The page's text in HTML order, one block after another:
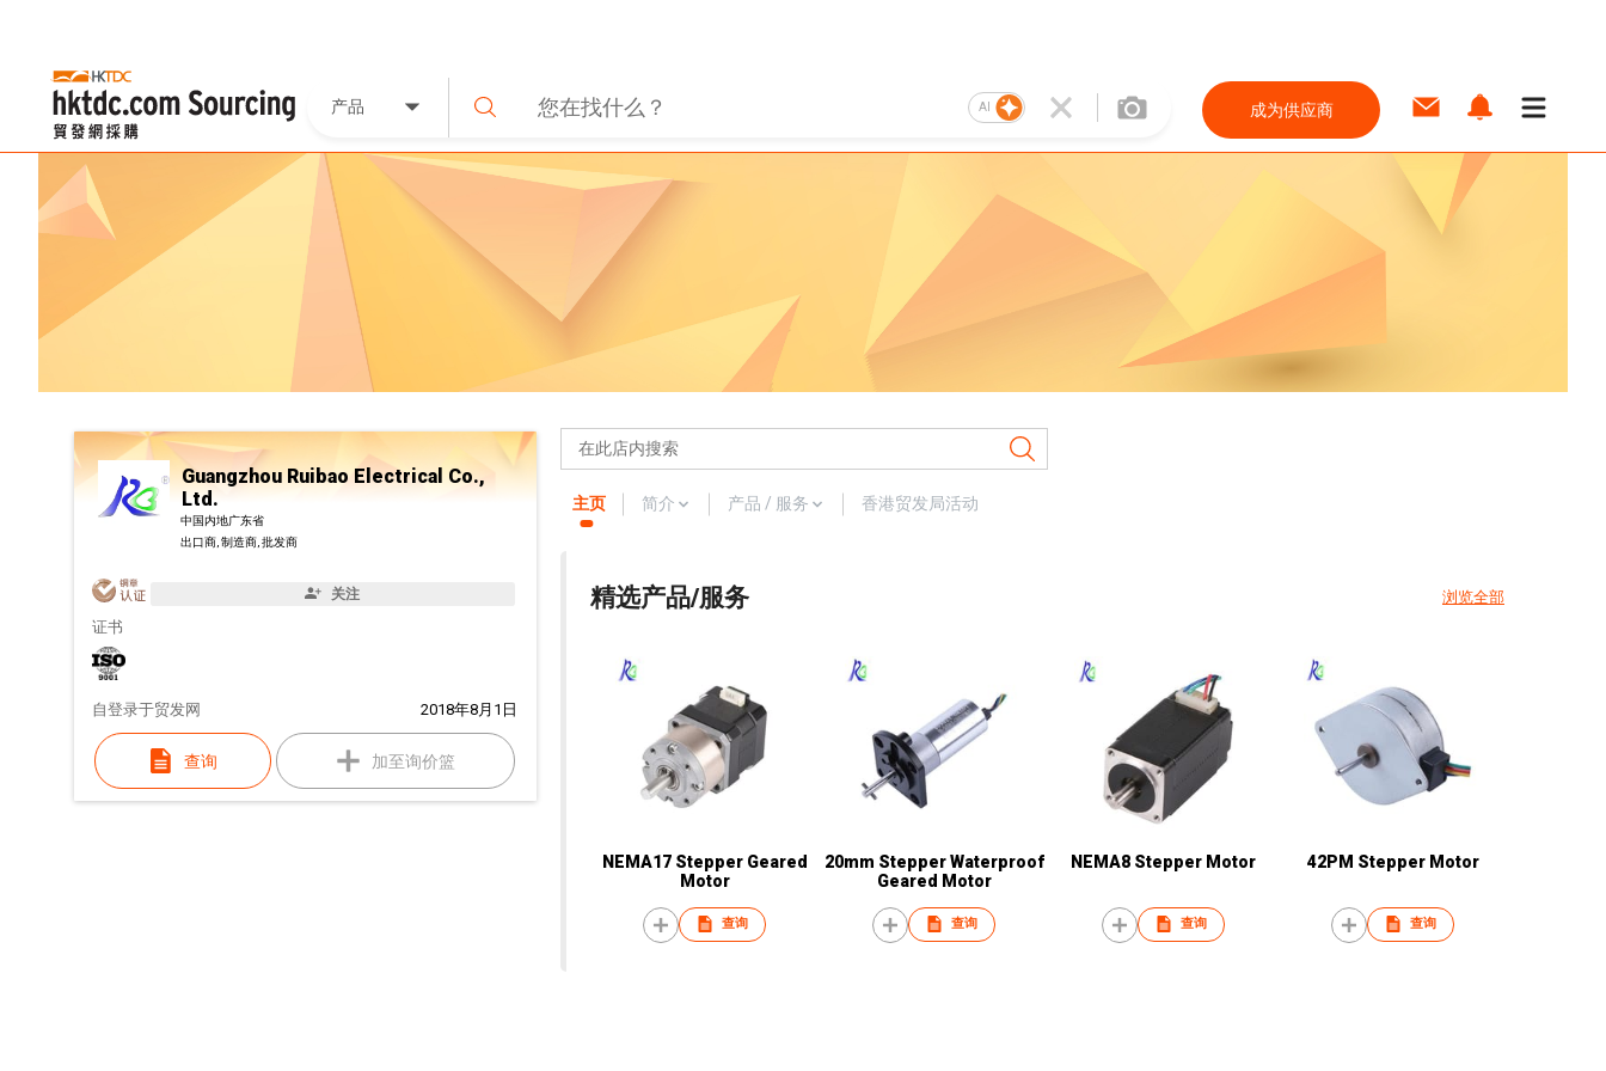
产品 AI 成为供应商
Guangzhou Ruibao Electrical Co.,
Ltd.
中国内地广东省
出口商, 制造商, 批发商
关注
证书
自 2018年8月1日
登录于贸发网
查询 加至询价篮
主页 简介 产品 / 服务 香港贸发局活动
精选产品/服务 浏览全部
NEMA17 Stepper Geared
Motor
查询
20mm Stepper Waterproof
Geared Motor
查询
NEMA8 Stepper Motor
查询
42PM Stepper Motor
查询